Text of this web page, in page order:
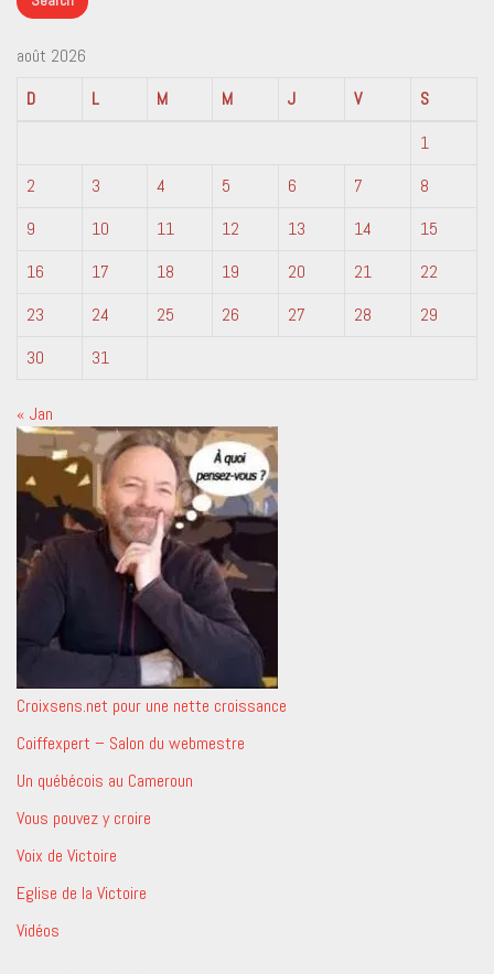
août 2026
D
L M M J V
S
1
2
3 4 5 6 7
8
9
10 11 12 13 14
15
16
17 18 19 20 21
22
23
24 25 26 27 28
29
30
31
« Jan
Croixsens.net pour une nette croissance
Coiffexpert – Salon du webmestre
Un québécois au Cameroun
Vous pouvez y croire
Voix de Victoire
Eglise de la Victoire
Vidéos